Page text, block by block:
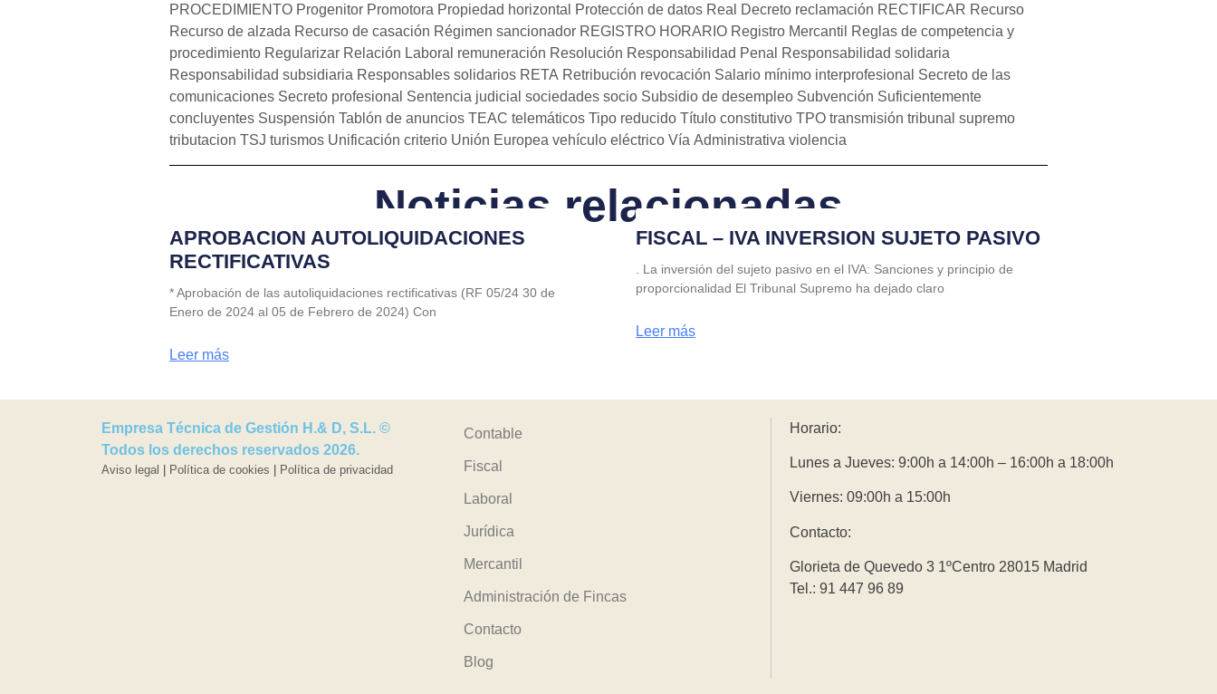
PROCEDIMIENTO Progenitor Promotora Propiedad horizontal Protección de datos Real Decreto reclamación RECTIFICAR Recurso
Recurso de alzada Recurso de casación Régimen sancionador REGISTRO HORARIO Registro Mercantil
Reglas de competencia y
procedimiento Regularizar Relación Laboral remuneración Resolución Responsabilidad Penal
Responsabilidad solidaria
Responsabilidad subsidiaria Responsables solidarios RETA Retribución revocación Salario mínimo interprofesional Secreto de las
comunicaciones Secreto profesional Sentencia judicial sociedades socio Subsidio de desempleo Subvención Suficientemente
concluyentes Suspensión Tablón de anuncios TEAC telemáticos Tipo reducido Título constitutivo TPO transmisión tribunal supremo
tributacion TSJ turismos Unificación criterio Unión Europea vehículo eléctrico Vía Administrativa violencia
Noticias relacionadas
APROBACION AUTOLIQUIDACIONES
RECTIFICATIVAS
* Aprobación de las autoliquidaciones rectificativas (RF 05/24 30 de
Enero de 2024 al 05 de Febrero de 2024) Con
Leer más
FISCAL – IVA INVERSION SUJETO PASIVO
. La inversión del sujeto pasivo en el IVA: Sanciones y principio de
proporcionalidad El Tribunal Supremo ha dejado claro
Leer más
Empresa Técnica de Gestión H.& D, S.L. ©
Todos los derechos reservados 2026.
Aviso legal | Política de cookies | Política de privacidad
Contable
Fiscal
Laboral
Jurídica
Mercantil
Administración de Fincas
Contacto
Blog
Horario:
Lunes a Jueves: 9:00h a 14:00h – 16:00h a 18:00h
Viernes: 09:00h a 15:00h
Contacto:
Glorieta de Quevedo 3 1ºCentro 28015 Madrid
Tel.: 91 447 96 89